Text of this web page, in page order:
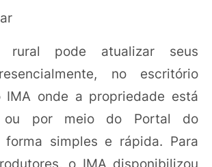
rural pode atualizar seus
no escritório
IMA onde a propriedade está
ou por meio do Portal do
forma simples e rápida. Para
o IMA disponibilizou